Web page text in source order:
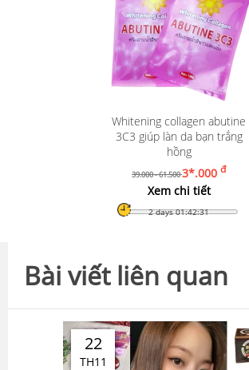
Whitening collagen abutine
3C3 giúp làn da bạn trắng
hồng
39.000 - 61.5003*.000 đ
Xem chi tiết
2 days 01:42:30
Bài viết liên quan
22
TH11